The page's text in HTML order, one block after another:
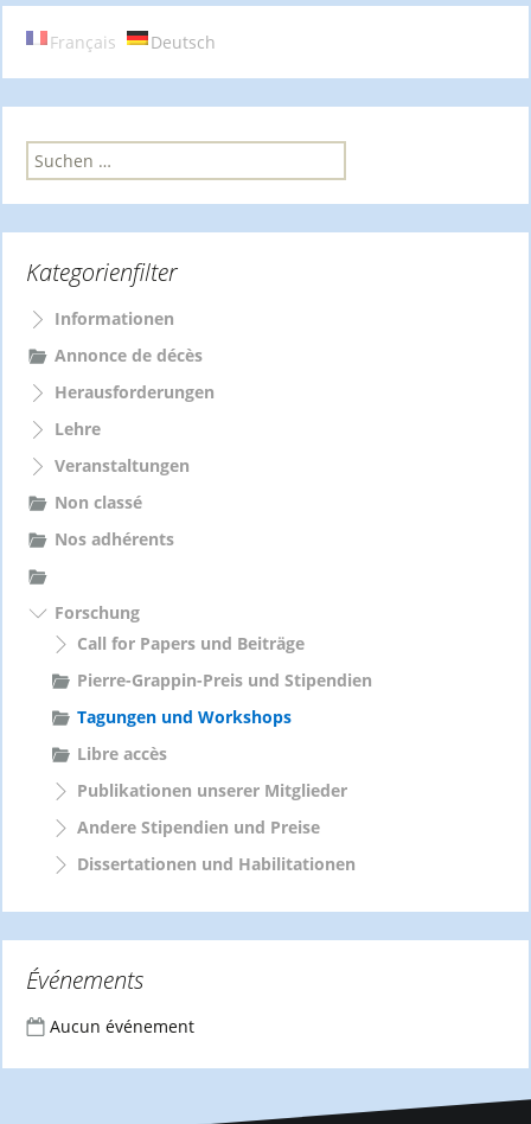
Français Deutsch
S
u
n
a
h
Kategorienfilter
Informationen
Annonce de décès
Herausforderungen
Lehre
Veranstaltungen
Non classé
Nos adhérents
Forschung
Call for Papers und Beiträge
Pierre-Grappin-Preis und Stipendien
Tagungen und Workshops
Libre accès
Publikationen unserer Mitglieder
Andere Stipendien und Preise
Dissertationen und Habilitationen
Événements
Aucun événement